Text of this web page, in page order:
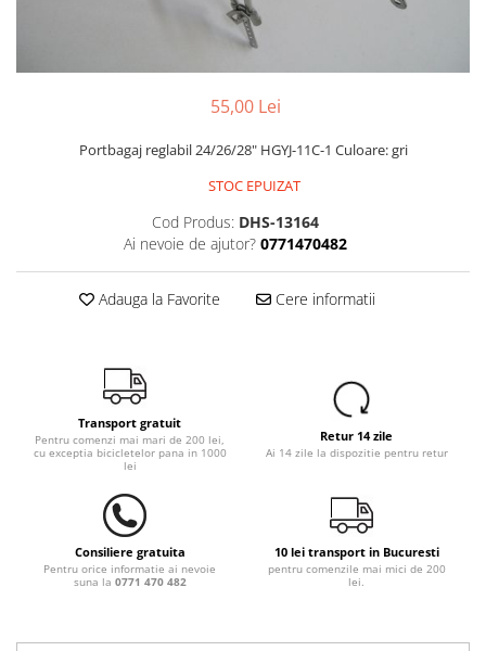
Roti ajutatoare
Manete schimbator
Rulmenti
Saboti si placute
Schimbatoare si accesorii
Tije
55,00 Lei
Portbagaj reglabil 24/26/28" HGYJ-11C-1 Culoare: gri
STOC EPUIZAT
Cod Produs: DHS-13164
Ai nevoie de ajutor? 0771470482
Adauga la Favorite Cere informatii
Transport gratuit
Pentru comenzi mai mari de 200 lei,
cu exceptia bicicletelor pana in 1000
lei
Retur 14 zile
Ai 14 zile la dispozitie pentru retur
Consiliere gratuita
Pentru orice informatie ai nevoie
suna la 0771 470 482
10 lei transport in Bucuresti
pentru comenzile mai mici de 200
lei.